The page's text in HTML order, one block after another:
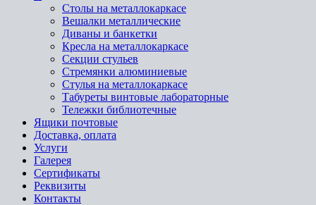
Cтолы на металлокаркасе
Вешалки металлические
Диваны и банкетки
Кресла на металлокаркасе
Секции стульев
Стремянки алюминиевые
Стулья на металлокаркасе
Табуреты винтовые лабораторные
Тележки библиотечные
Ящики почтовые
Доставка, оплата
Услуги
Галерея
Сертификаты
Реквизиты
Контакты